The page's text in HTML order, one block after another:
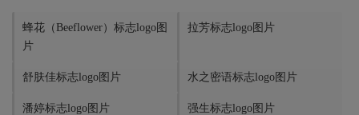
蜂花（Beeflower）标志logo图
片
拉芳标志logo图片
舒肤佳标志logo图片 水之密语标志logo图片
潘婷标志logo图片 强生标志logo图片